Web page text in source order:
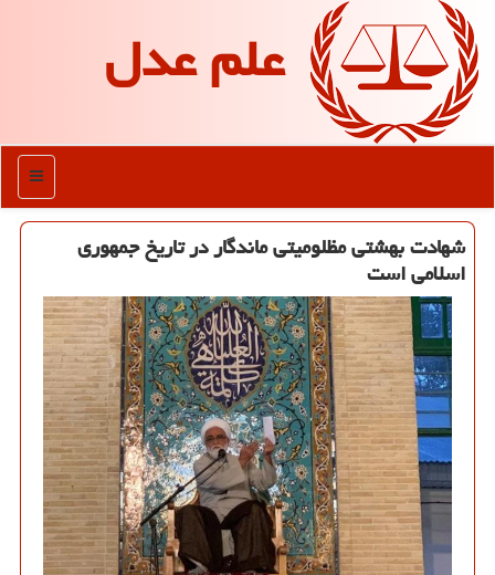
علم عدل
منو
شهادت بهشتی مظلومیتی ماندگار در تاریخ جمهوری
اسلامی است